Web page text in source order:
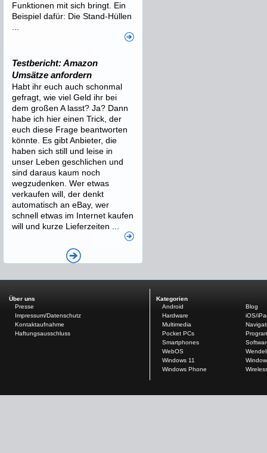
Funktionen mit sich bringt. Ein
Beispiel dafür: Die Stand-Hüllen
Testbericht: Amazon
Umsätze anfordern
Habt ihr euch auch schonmal
gefragt, wie viel Geld ihr bei
dem großen A lasst? Ja? Dann
habe ich hier einen Trick, der
euch diese Frage beantworten
könnte. Es gibt Anbieter, die
haben sich still und leise in
unser Leben geschlichen und
sind daraus kaum noch
wegzudenken. Wer etwas
verkaufen will, der denkt
automatisch an eBay, wer
schnell etwas im Internet kaufen
will und kurze Lieferzeiten ...
Über uns
Presse
Impressum/Datenschutz
Kontaktaufnahme
Haftungsausschluss
Kategorien
Android
Blog
Hardware
iOS/
Multimedia
Pocket PCs
Smartphones
WebOS
Windows 11
Windows Phone